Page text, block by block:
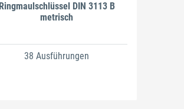
Ringmaulschlüssel DIN 3113 B
metrisch
38 Ausführungen